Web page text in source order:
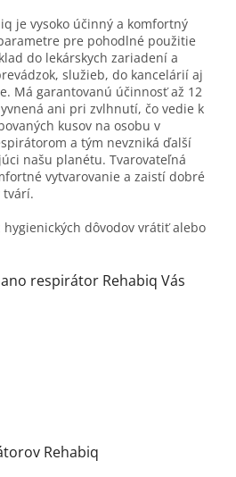
je vysoko účinný a komfortný
pre pohodlné použitie
do lekárskych zariadení a
služieb, do kancelárií aj
Má garantovanú účinnosť až 12
ani pri zvlhnutí, čo vedie k
kusov na osobu v
a tým nevzniká ďalší
našu planétu. Tvarovateľná
vytvarovanie a zaistí dobré
dôvodov vrátiť alebo
respirátor Rehabiq Vás
Rehabiq